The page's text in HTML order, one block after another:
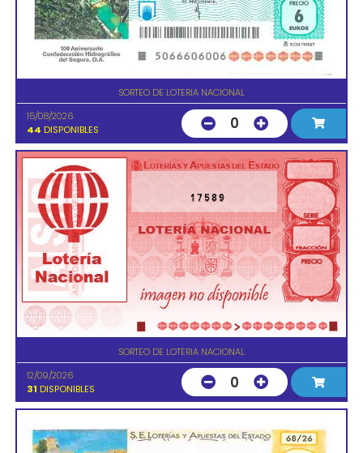
SORTEO DE LOTERIA NACIONAL
15/08/2026
44 DISPONIBLES 0
17589
SORTEO DE LOTERIA NACIONAL
12/09/2026
31 DISPONIBLES 0